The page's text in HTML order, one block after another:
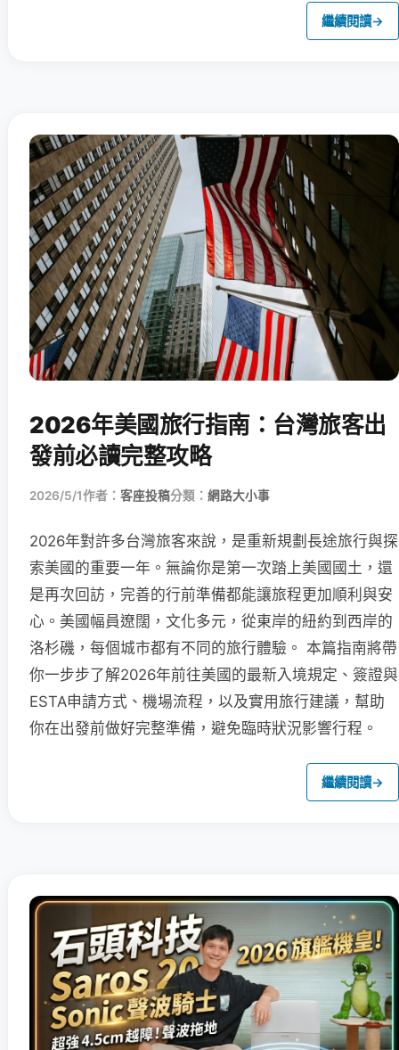
繼續閱讀→
2026年美國旅行指南：台灣旅客出
發前必讀完整攻略
2026/5/1作者： 客座投稿分類： 網路大小事
2026年對許多台灣旅客來說，是重新規劃長途旅行與探
索美國的重要一年。無論你是第一次踏上美國國土，還
是再次回訪，完善的行前準備都能讓旅程更加順利與安
心。美國幅員遼闊，文化多元，從東岸的紐約到西岸的
洛杉磯，每個城市都有不同的旅行體驗。 本篇指南將帶
你一步步了解2026年前往美國的最新入境規定、簽證與
ESTA申請方式、機場流程，以及實用旅行建議，幫助
你在出發前做好完整準備，避免臨時狀況影響行程。
繼續閱讀→